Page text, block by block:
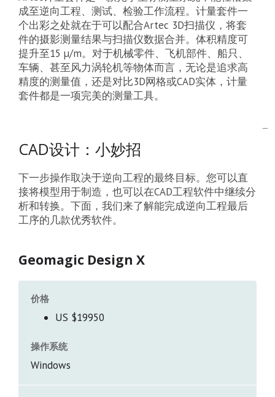
成至逆向工程、测试、检验工作流程。计量套件一
个出彩之处就在于可以配合Artec 3D扫描仪，将套
件的摄影测量结果与扫描仪数据合并。体积精度可
提升至15 µ/m。对于机械零件、飞机部件、船只、
车辆、甚至风力涡轮机等物体而言，无论是追求高
精度的测量值，还是对比3D网格或CAD实体，计量
套件都是一项完美的测量工具。
CAD设计：小妙招
下一步操作取决于逆向工程的最终目标。您可以直
接将模型用于制造，也可以在CAD工程软件中继续分
析和转换。下面，我们来了解能完成逆向工程最后
工序的几款优秀软件。
Geomagic Design X
价格
US $19950
操作系统
Windows